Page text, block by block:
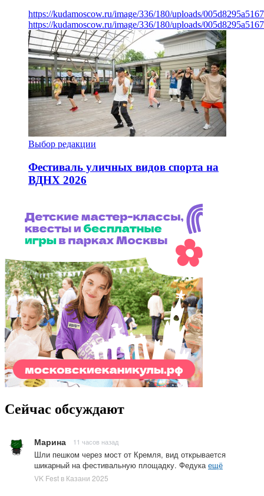
https://kudamoscow.ru/image/336/180/uploads/
https://kudamoscow.ru/image/336/180/uploads/
Выбор редакции
Фестиваль уличных видов спорта на
ВДНХ 2026
Сейчас обсуждают
Марина 11 часов назад
Шли пешком через мост от Кремля, вид открывается
шикарный на фестивальную площадку. Федука ещё
VK Fest в Казани 2025